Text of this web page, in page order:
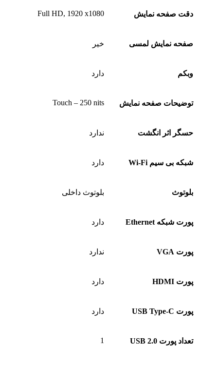
دقت صفحه نمایش Full HD, 1920 x1080
صفحه نمایش لمسی خیر
وبکم دارد
توضیحات صفحه نمایش Touch – 250 nits
حسگر اثر انگشت ندارد
شبکه بی سیم Wi-Fi دارد
بلوتوث بلوتوث داخلی
پورت شبکه Ethernet دارد
پورت VGA ندارد
پورت HDMI دارد
پورت USB Type-C دارد
تعداد پورت USB 2.0 1